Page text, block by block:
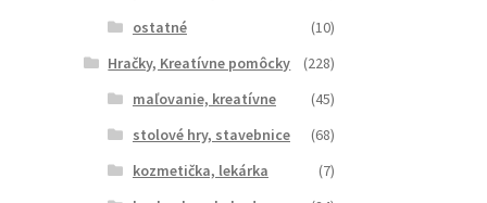
ostatné
(10)
Hračky, Kreatívne pomôcky
(228)
maľovanie, kreatívne
(45)
stolové hry, stavebnice
(68)
kozmetička, lekárka
(7)